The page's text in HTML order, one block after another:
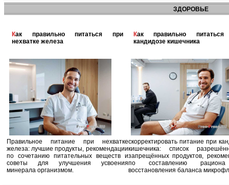
ЗДОРОВЬЕ
Как правильно питаться при
нехватке железа
Правильное питание при нехватке
железа: лучшие продукты, рекомендации
по сочетанию питательных веществ и
советы для улучшения усвоения
минерала организмом.
Как правильно питаться при
кандидозе кишечника
скорректировать питание при
кишечника: список
запрещённых продуктов,
по составлению
восстановления баланса